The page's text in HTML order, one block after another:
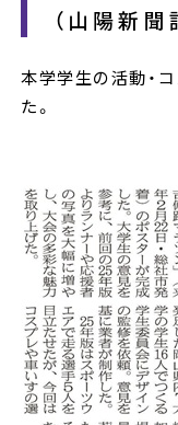
（山陽新聞
本学学生の活動・
た。